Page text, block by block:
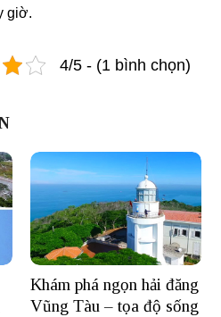
giờ.
4/5 - (1 bình chọn)
Khám phá ngọn hải đăng
Vũng Tàu – tọa độ sống